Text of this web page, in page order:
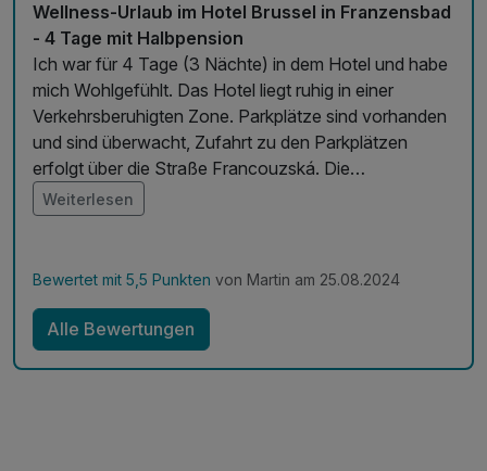
Wellness-Urlaub im Hotel Brussel in Franzensbad
- 4 Tage mit Halbpension
Ich war für 4 Tage (3 Nächte) in dem Hotel und habe
mich Wohlgefühlt. Das Hotel liegt ruhig in einer
Verkehrsberuhigten Zone. Parkplätze sind vorhanden
und sind überwacht, Zufahrt zu den Parkplätzen
erfolgt über die Straße Francouzská. Die
Kuranwendungen waren angenehm und es wurde
immer gefragt ob alles in Ordnung ist. Pool hatte ich
war gut und ausreichend. Personal immer freundlich.
Weiterlesen
Bewertet mit 5,5 Punkten von Martin am 25.08.2024
Alle Bewertungen